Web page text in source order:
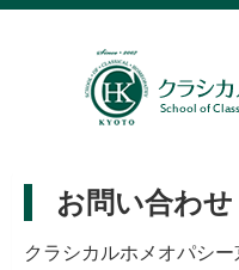
お問い合わせ
クラシカルホメオパシ